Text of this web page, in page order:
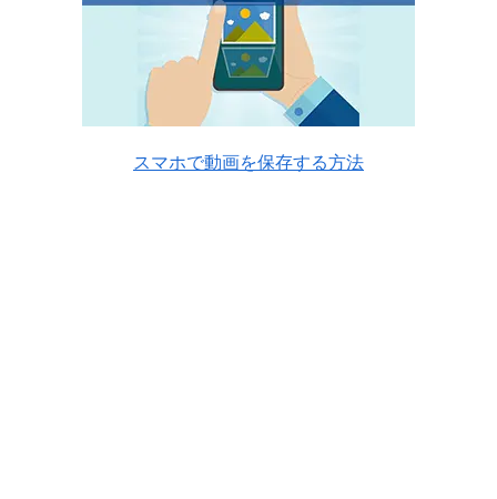
スマホで動画を保存する方法